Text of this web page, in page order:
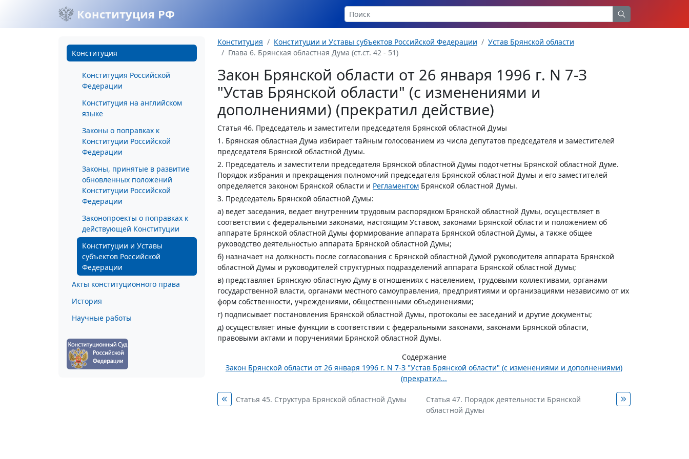
Конституция РФ
Конституция
Конституция Российской
Федерации
Конституция на английском
языке
Законы о поправках к
Конституции Российской
Федерации
Законы, принятые в развитие
обновленных положений
Конституции Российской
Федерации
Законопроекты о поправках к
действующей Конституции
Конституции и Уставы
субъектов Российской
Федерации
Акты конституционного права
История
Научные работы
Конституция Конституции и Уставы субъектов Российской Федерации
Устав Брянской области
Глава 6. Брянская областная Дума (ст.ст. 42 - 51)
Закон Брянской области от 26 января 1996 г. N 7-З
"Устав Брянской области" (с изменениями и
дополнениями) (прекратил действие)
Статья 46. Председатель и заместители председателя Брянской областной Думы
1. Брянская областная Дума избирает тайным голосованием из числа депутатов председателя и заместителей
председателя Брянской областной Думы.
2. Председатель и заместители председателя Брянской областной Думы подотчетны Брянской областной Думе.
Порядок избрания и прекращения полномочий председателя Брянской областной Думы и его заместителей
определяется законом Брянской области и Регламентом Брянской областной Думы.
3. Председатель Брянской областной Думы:
а) ведет заседания, ведает внутренним трудовым распорядком Брянской областной Думы, осуществляет в
соответствии с федеральными законами, настоящим Уставом, законами Брянской области и положением об
аппарате Брянской областной Думы формирование аппарата Брянской областной Думы, а также общее
руководство деятельностью аппарата Брянской областной Думы;
б) назначает на должность после согласования с Брянской областной Думой руководителя аппарата Брянской
областной Думы и руководителей структурных подразделений аппарата Брянской областной Думы;
в) представляет Брянскую областную Думу в отношениях с населением, трудовыми коллективами, органами
государственной власти, органами местного самоуправления, предприятиями и организациями независимо от их
форм собственности, учреждениями, общественными объединениями;
г) подписывает постановления Брянской областной Думы, протоколы ее заседаний и другие документы;
д) осуществляет иные функции в соответствии с федеральными законами, законами Брянской области,
правовыми актами и поручениями Брянской областной Думы.
Содержание
Закон Брянской области от 26 января 1996 г. N 7-З "Устав Брянской области" (с изменениями и дополнениями)
(прекратил...
Статья 45. Структура Брянской областной Думы
Статья 47. Порядок деятельности Брянской
областной Думы